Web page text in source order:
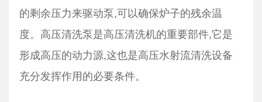
的剩余压力来驱动泵,可以确保炉子的残余温
度。高压清洗泵是高压清洗机的重要部件,它是
形成高压的动力源,这也是高压水射流清洗设备
充分发挥作用的必要条件。